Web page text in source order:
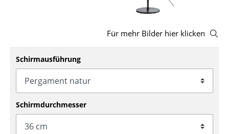
Bürodrehstühle
Konferenzstühle
Bürosessel
Einzelteile
Für mehr Bilder hier klicken
Schirmausführung
Schirmdurchmesser